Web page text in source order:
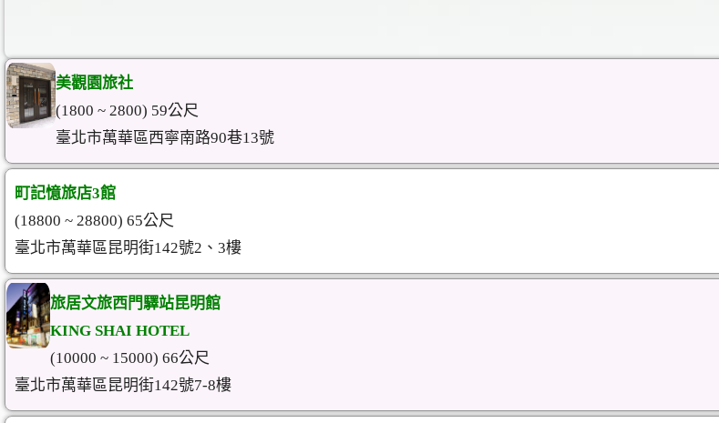
美觀園旅社
(1800 ~ 2800) 59公尺
臺北市萬華區西寧南路90巷13號
町記憶旅店3館
(18800 ~ 28800) 65公尺
臺北市萬華區昆明街142號2、3樓
旅居文旅西門驛站昆明館
KING SHAI HOTEL
(10000 ~ 15000) 66公尺
臺北市萬華區昆明街142號7-8樓